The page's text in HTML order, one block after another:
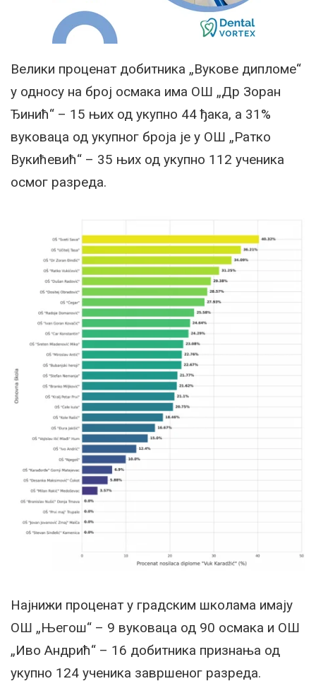
Велики проценат добитника „Вукове дипломе“
у односу на број осмака има ОШ „Др Зоран
Ђинић“ – 15 њих од укупно 44 ђака, а 31%
вуковаца од укупног броја је у ОШ „Ратко
Вукићевић“ – 35 њих од укупно 112 ученика
осмог разреда.
Најнижи проценат у градским школама имају
ОШ „Његош“ – 9 вуковаца од 90 осмака и ОШ
„Иво Андрић“ – 16 добитника признања од
укупно 124 ученика завршеног разреда.